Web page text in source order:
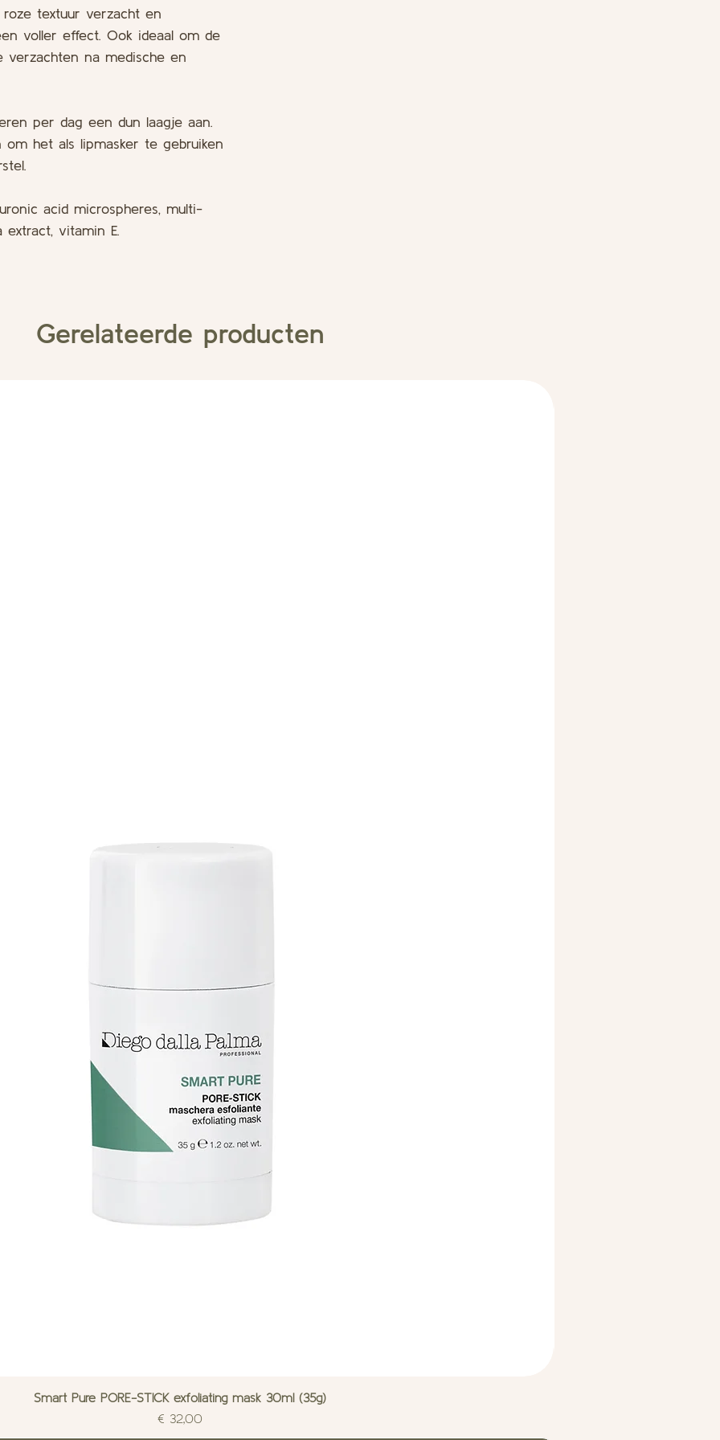
textuur verzacht en
voller effect. Ook ideaal om de
verzachten na medische en
per dag een dun laagje aan.
het als lipmasker te gebruiken
acid microspheres, multi-
extract, vitamin E.
Gerelateerde producten
Smart Pure PORE-STICK exfoliating mask 30ml (35g)
Prijs
€ 32,00